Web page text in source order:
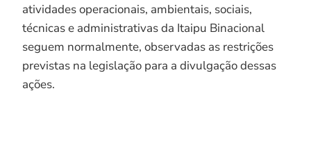
atividades operacionais, ambientais, sociais,
técnicas e administrativas da Itaipu Binacional
seguem normalmente, observadas as restrições
previstas na legislação para a divulgação dessas
ações.